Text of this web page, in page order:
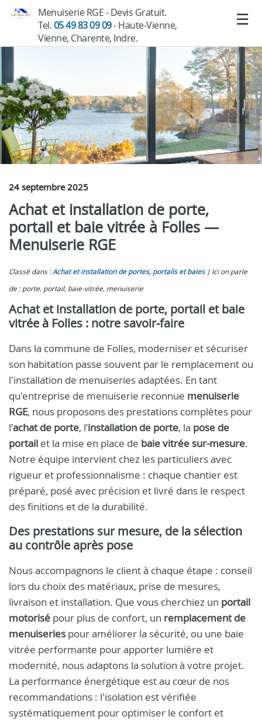
Menuiserie RGE - Devis Gratuit.
Tel.05 49 83 09 09- Haute-Vienne,
Vienne, Charente, Indre.
24 septembre 2025
Achat et installation de porte,
portail et baie vitrée à Folles —
Menuiserie RGE
Classé dans :Achat et installation de portes, portails et baies
Ici on parle
de : porte, portail, baie-vitrée, menuiserie
Achat et installation de porte, portail et baie
vitrée à Folles : notre savoir‑faire
Dans la commune de Folles, moderniser et sécuriser
son habitation passe souvent par le remplacement ou
l'installation de menuiseries adaptées. En tant
qu'entreprise de menuiserie reconnue menuiserie
RGE, nous proposons des prestations complètes pour
l’achat de porte, l’installation de porte, la pose de
portail et la mise en place de baie vitrée sur-mesure.
Notre équipe intervient chez les particuliers avec
rigueur et professionnalisme : chaque chantier est
préparé, posé avec précision et livré dans le respect
des finitions et de la durabilité.
Des prestations sur mesure, de la sélection
au contrôle après pose
Nous accompagnons le client à chaque étape : conseil
lors du choix des matériaux, prise de mesures,
livraison et installation. Que vous cherchiez un portail
motorisé pour plus de confort, un remplacement de
menuiseries pour améliorer la sécurité, ou une baie
vitrée performante pour apporter lumière et
modernité, nous adaptons la solution à votre projet.
La performance énergétique est au cœur de nos
recommandations : l'isolation est vérifiée
systématiquement pour optimiser le confort et